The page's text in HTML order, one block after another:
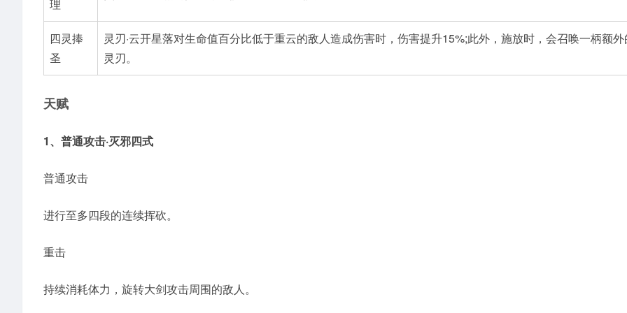
理
四灵捧
圣
灵刃·云开星落对生命值百分比低于重云的敌人造成伤害时，伤害提升15%;此外，施放时，会召唤一柄额
灵刃。
天赋
1、普通攻击·灭邪四式
普通攻击
进行至多四段的连续挥砍。
重击
持续消耗体力，旋转大剑攻击周围的敌人。